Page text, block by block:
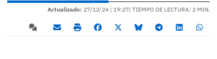
Actualizado: 27/12/24 | 19:27| TIEMPO DE LECTURA: 2 MIN.